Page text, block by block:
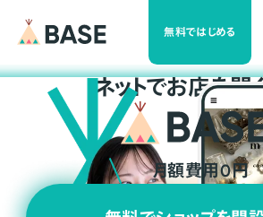
無料ではじめる
ネットでお店を開
月額費用0円